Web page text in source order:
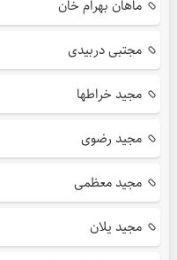
ماهان بهرام خان
مجتبی دربیدی
مجید خراطها
مجید رضوی
مجید معظمی
مجید یلان